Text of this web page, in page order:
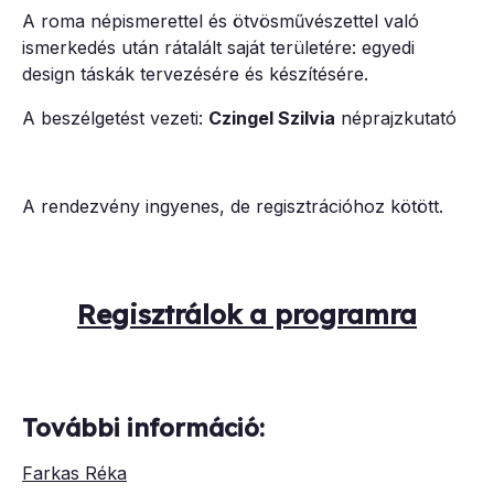
A roma népismerettel és ötvösművészettel való
ismerkedés után rátalált saját területére: egyedi
design táskák tervezésére és készítésére.
A beszélgetést vezeti: Czingel Szilvia néprajzkutató
A rendezvény ingyenes, de regisztrációhoz kötött.
Regisztrálok a programra
További információ:
Farkas Réka